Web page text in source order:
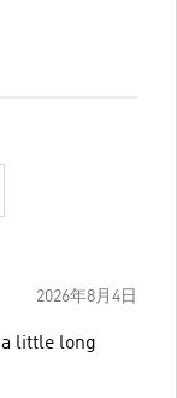
2026年8月4日
a little long